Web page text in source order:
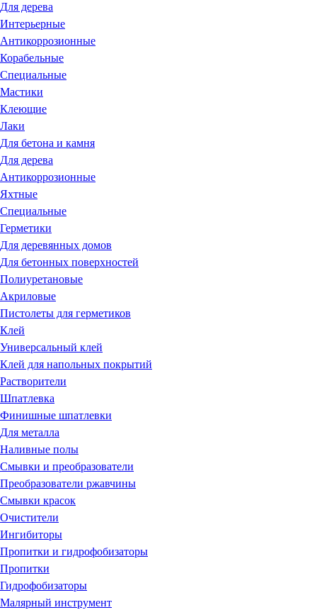
Для дерева
Интерьерные
Антикоррозионные
Корабельные
Специальные
Мастики
Клеющие
Лаки
Для бетона и камня
Для дерева
Антикоррозионные
Яхтные
Специальные
Герметики
Для деревянных домов
Для бетонных поверхностей
Полиуретановые
Акриловые
Пистолеты для герметиков
Клей
Универсальный клей
Клей для напольных покрытий
Растворители
Шпатлевка
Финишные шпатлевки
Для металла
Наливные полы
Смывки и преобразователи
Преобразователи ржавчины
Смывки красок
Очистители
Ингибиторы
Пропитки и гидрофобизаторы
Пропитки
Гидрофобизаторы
Малярный инструмент